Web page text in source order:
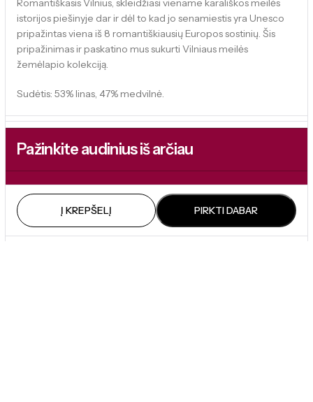
Į KREPŠELĮ PIRKTI DABAR
Romantiškasis Vilnius, skleidžiasi viename karališkos meilės
istorijos piešinyje dar ir dėl to kad jo senamiestis yra Unesco
pripažintas viena iš 8 romantiškiausių Europos sostinių. Šis
pripažinimas ir paskatino mus sukurti Vilniaus meilės
žemėlapio kolekciją.
Sudėtis: 53% linas, 47% medvilnė.
Pažinkite audinius iš arčiau
Galimybė susipažinti su audiniais – tai mūsų būdas užtikrinti, kad
Jūsų galutinis sprendimas būtų tobulas. Pajuskite kokybę, kurią
DecoFlux kuria su meile.